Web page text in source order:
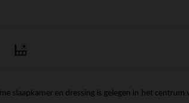
slaapkamer en dressing is gelegen in het